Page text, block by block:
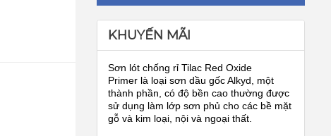
KHUYẾN MÃI
Sơn lót chống rỉ Tilac Red Oxide
Primer là loại sơn dầu gốc Alkyd, một
thành phần, có độ bền cao thường được
sử dụng làm lớp sơn phủ cho các bề mặt
gỗ và kim loại, nội và ngoại thất.